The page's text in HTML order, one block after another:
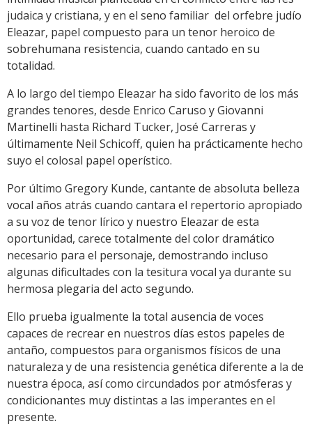
judaica y cristiana, y en el seno familiar del orfebre judío
Eleazar, papel compuesto para un tenor heroico de
sobrehumana resistencia, cuando cantado en su
totalidad.
A lo largo del tiempo Eleazar ha sido favorito de los más
grandes tenores, desde Enrico Caruso y Giovanni
Martinelli hasta Richard Tucker, José Carreras y
últimamente Neil Schicoff, quien ha prácticamente hecho
suyo el colosal papel operístico.
Por último Gregory Kunde, cantante de absoluta belleza
vocal años atrás cuando cantara el repertorio apropiado
a su voz de tenor lírico y nuestro Eleazar de esta
oportunidad, carece totalmente del color dramático
necesario para el personaje, demostrando incluso
algunas dificultades con la tesitura vocal ya durante su
hermosa plegaria del acto segundo.
Ello prueba igualmente la total ausencia de voces
capaces de recrear en nuestros días estos papeles de
antaño, compuestos para organismos físicos de una
naturaleza y de una resistencia genética diferente a la de
nuestra época, así como circundados por atmósferas y
condicionantes muy distintas a las imperantes en el
presente.